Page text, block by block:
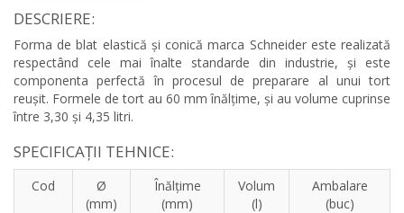
DESCRIERE:
Forma de blat elastică și conică marca Schneider este realizată
respectând cele mai înalte standarde din industrie, și este
componenta perfectă în procesul de preparare al unui tort
reușit. Formele de tort au 60 mm înălțime, și au volume cuprinse
între 3,30 și 4,35 litri.
SPECIFICAȚII TEHNICE:
Cod
Ø
(mm)
Înălțime
(mm)
Volum
(l)
Ambalare
(buc)